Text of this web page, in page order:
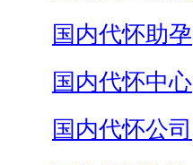
国内代怀助孕
国内代怀中心
国内代怀公司